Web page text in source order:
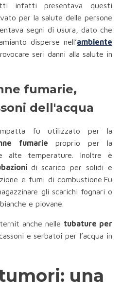
infatti presentava questi
per la salute delle persone
segni di usura, dato che
disperse nell’ambiente
seri danni alla salute in
fumarie,
dell'acqua
fu utilizzato per la
fumarie proprio per la
alte temperature. Inoltre è
di scarico per solidi e
e fumi di combustione.Fu
gli scarichi fognari o
e piovane.
anche nelle tubature per
e serbatoi per l’acqua in
una